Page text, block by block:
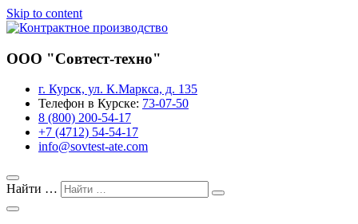
Skip to content
Контрактное производство
ООО "Совтест-техно"
г. Курск, ул. К.Маркса, д. 135
Телефон в Курске: 73-07-50
8 (800) 200-54-17
+7 (4712) 54-54-17
info@sovtest-ate.com
Найти …